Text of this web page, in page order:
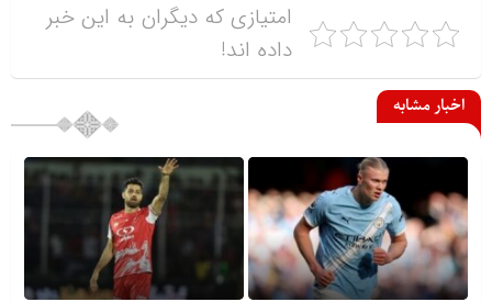
امتیازی که دیگران به این خبر
داده اند!
اخبار مشابه